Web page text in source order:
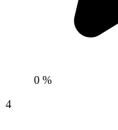
0 %
4